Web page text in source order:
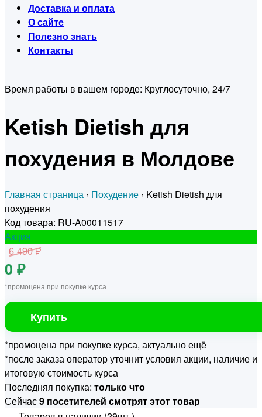
Доставка и оплата
О сайте
Полезно знать
Контакты
Время работы в вашем городе: Круглосуточно, 24/7
Ketish Dietish для
похудения в Молдове
Главная страница › Похудение › Ketish Dietish для
похудения
Код товара: RU-A00011517
Акция
6 490 ₽
0 ₽
*промоцена при покупке курса
Купить
*промоцена при покупке курса, актуально ещё
*после заказа оператор уточнит условия акции, наличие и
итоговую стоимость курса
Последняя покупка: только что
Сейчас9 посетителей смотрят этот товар